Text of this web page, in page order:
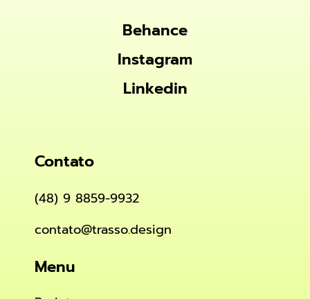
Behance
Behance
Instagram
Instagram
Linkedin
Contato
(48) 9 8859-9932
contato@trasso.design
Menu